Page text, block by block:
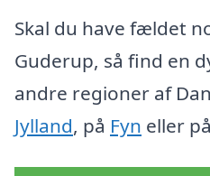
Skal du have fældet
Guderup, så find en
andre regioner af
Jylland, på Fyn eller på